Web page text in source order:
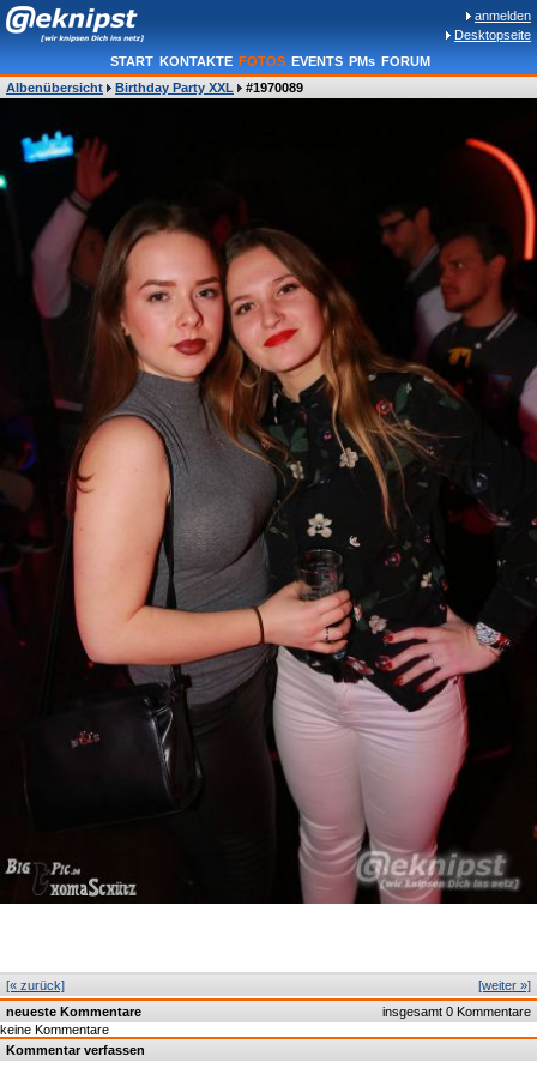
anmelden
Desktopseite
START KONTAKTE FOTOS EVENTS PMs FORUM
Albenübersicht
Birthday Party XXL #1970089
[weiter »]
[« zurück]
insgesamt 0 Kommentare
neueste Kommentare
keine Kommentare
Kommentar verfassen